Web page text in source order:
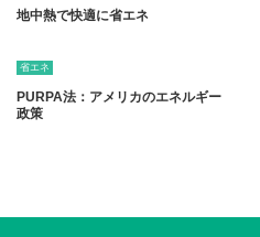
地中熱で快適に省エネ
省エネ
PURPA法：アメリカのエネルギー
政策